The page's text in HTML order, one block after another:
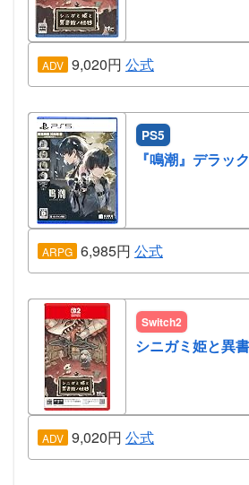
ADV 9,020円 公式
PS5
『鳴潮』デラッ
ARPG 6,985円 公式
Switch2
シニガミ姫と異
ADV 9,020円 公式